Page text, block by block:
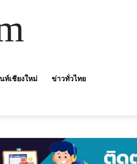
ท์เชียงใหม่ ข่าวทั่วไทย